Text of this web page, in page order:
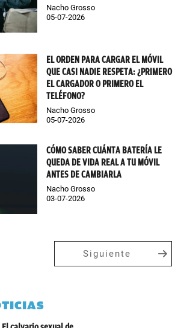
Nacho Grosso
05-07-2026
EL ORDEN PARA CARGAR EL MÓVIL
QUE CASI NADIE RESPETA: ¿PRIMERO
EL CARGADOR O PRIMERO EL
TELÉFONO?
Nacho Grosso
05-07-2026
CÓMO SABER CUÁNTA BATERÍA LE
QUEDA DE VIDA REAL A TU MÓVIL
ANTES DE CAMBIARLA
Nacho Grosso
03-07-2026
Siguiente